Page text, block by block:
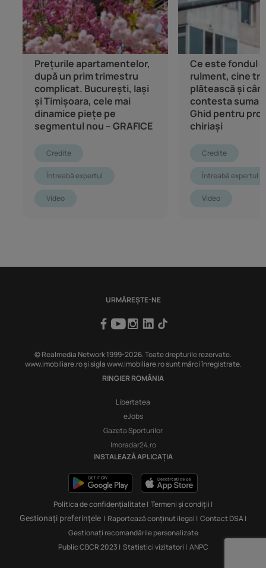
Prețurile apartamentelor,
după un prim trimestru
complicat. București, Iași
și Timișoara, cele mai
dinamice piețe pe
segmentul nou – GRAFICE
Credite
Întreabă expertul
Video
Ce este fondul
rulment, cine
plătească și
contesta suma
Ghid pentru
chiriași
Credite
Întreabă expertul
Video
URMĂREȘTE-NE
© Realmedia Network 1999-2026. Toate drepturile rezervate.
www.imobiliare.ro și sigla www.imobiliare.ro sunt mărci înregistrate.
RINGIER ROMÂNIA
Libertatea
eJobs
Gazeta Sporturilor
Imoradar24.ro
INSTALEAZĂ APLICAȚIA
Politica de confidențialitate| Termeni și condiții |
Gestionați preferințele | Raportează conținut ilegal | Contact DSA|
Gestionați recomandările personalizate
Public CBCR 2023 | Statistici vizitatori | ANPC